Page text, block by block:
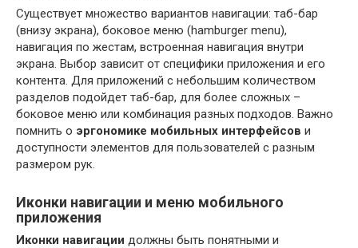
Существует множество вариантов навигации: таб-бар
(внизу экрана), боковое меню (hamburger menu),
навигация по жестам, встроенная навигация внутри
экрана. Выбор зависит от специфики приложения и его
контента. Для приложений с небольшим количеством
разделов подойдет таб-бар, для более сложных –
боковое меню или комбинация разных подходов. Важно
помнить о эргономике мобильных интерфейсов и
доступности элементов для пользователей с разным
размером рук.
Иконки навигации и меню мобильного
приложения
Иконки навигации должны быть понятными и